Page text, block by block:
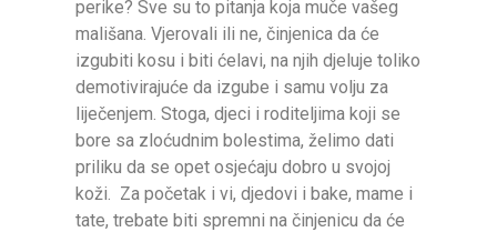
perike? Sve su to pitanja koja muče vašeg
mališana. Vjerovali ili ne, činjenica da će
izgubiti kosu i biti ćelavi, na njih djeluje toliko
demotivirajuće da izgube i samu volju za
liječenjem. Stoga, djeci i roditeljima koji se
bore sa zloćudnim bolestima, želimo dati
priliku da se opet osjećaju dobro u svojoj
koži. Za početak i vi, djedovi i bake, mame i
tate, trebate biti spremni na činjenicu da će